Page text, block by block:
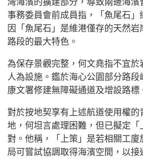
事務委員會前成員指，「魚尾石」
因「魚尾石」是維港僅存的天然
路段的最大特色。
為保存景觀完整，何文堯指不宜於
人為設施。鑑於海心公園部分路
康文署修建無障礙通道及增設路標
對於按地契享有上述航道使用權的
地，何坦言處理困難，但已擬定「
對。他稱，「上策」是若相關工廈
局可嘗試協調取得海濱空間，以接